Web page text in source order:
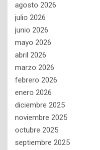
agosto 2026
julio 2026
junio 2026
mayo 2026
abril 2026
marzo 2026
febrero 2026
enero 2026
diciembre 2025
noviembre 2025
octubre 2025
septiembre 2025